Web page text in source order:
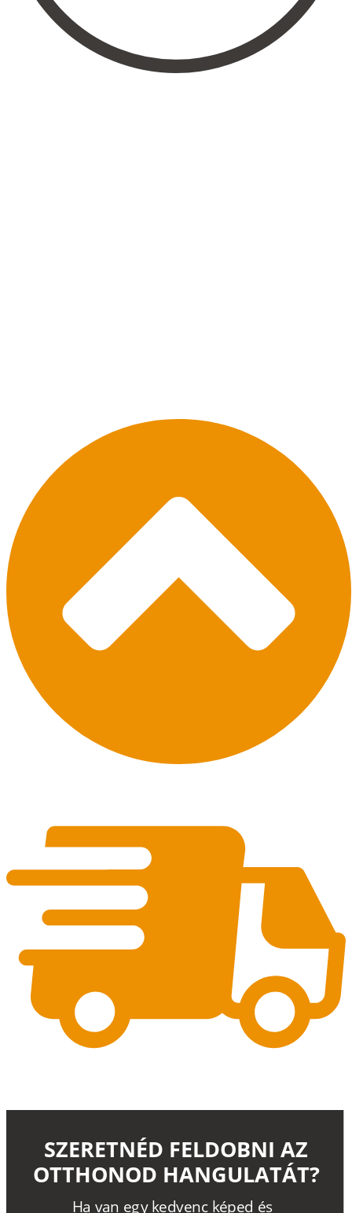
Ha van egy kedvenc képed és
SZERETNÉD FELDOBNI AZ
OTTHONOD HANGULATÁT?